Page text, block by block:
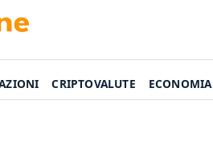
CRIPTOVALUTE ECONOMIA